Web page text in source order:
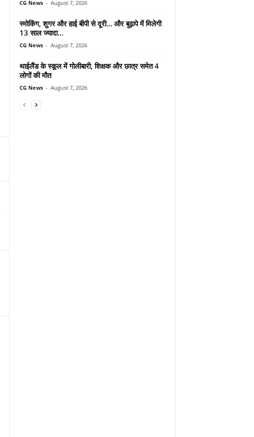
CG News - August 7, 2026
स्मोकिंग, शुगर और हाई बीपी से दूरी… और बुढ़ापे में मिलेगी
13 साल ज्यादा...
CG News - August 7, 2026
थाईलैंड के स्कूल में गोलीबारी, शिक्षक और छात्र समेत 4
लोगों की मौत
CG News - August 7, 2026